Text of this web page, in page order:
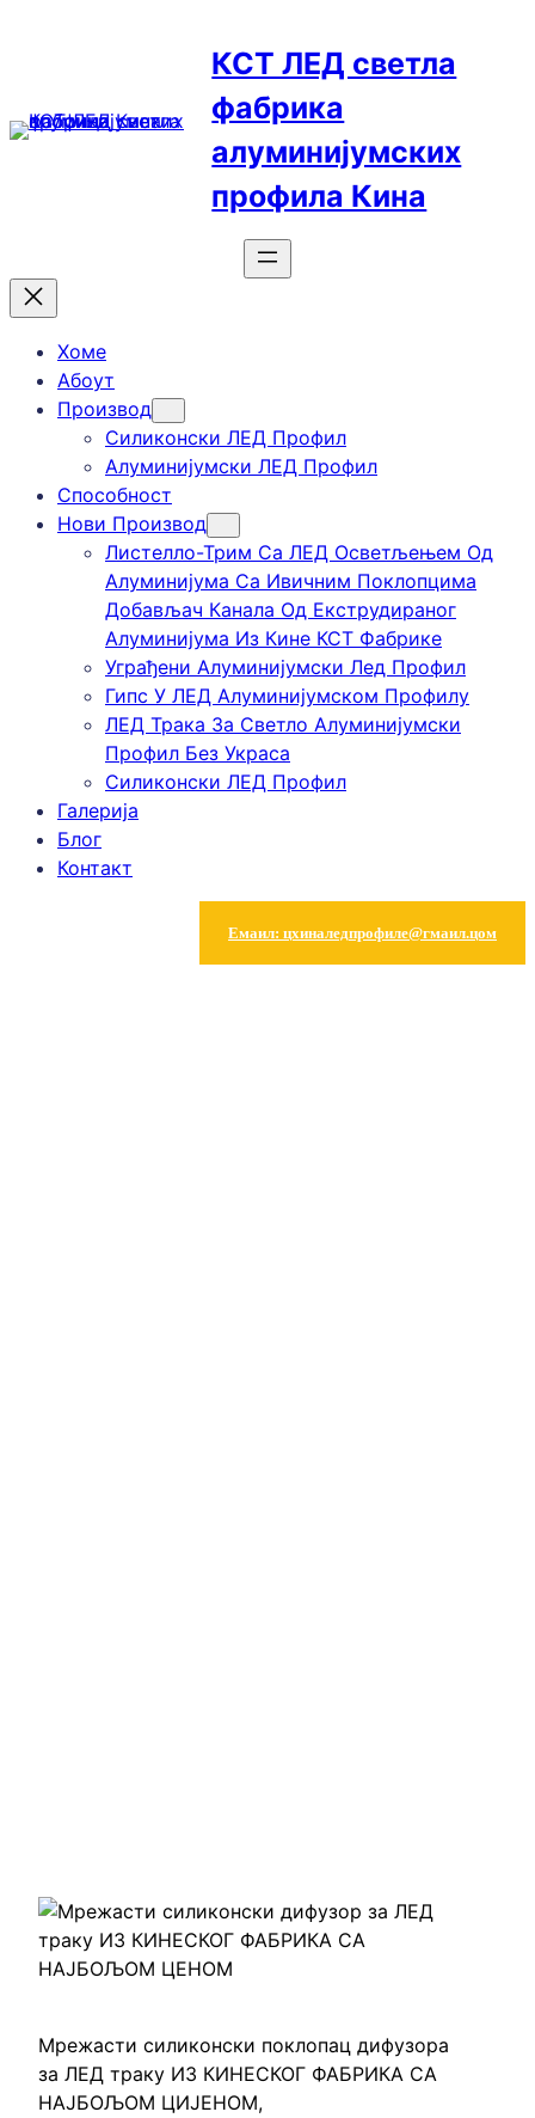
КСТ ЛЕД светла
фабрика
алуминијумских
профила Кина
Хоме
Абоут
Производ
Силиконски ЛЕД Профил
Алуминијумски ЛЕД Профил
Способност
Нови Производ
Листелло-Трим Са ЛЕД Осветљењем Од
Алуминијума Са Ивичним Поклопцима
Добављач Канала Од Екструдираног
Алуминијума Из Кине КСТ Фабрике
Уграђени Алуминијумски Лед Профил
Гипс У ЛЕД Алуминијумском Профилу
ЛЕД Трака За Светло Алуминијумски
Профил Без Украса
Силиконски ЛЕД Профил
Галерија
Блог
Контакт
Емаил: цхиналедпрофиле@гмаил.цом
Мрежасти силиконски поклопац дифузора
за ЛЕД траку ИЗ КИНЕСКОГ ФАБРИКА СА
НАЈБОЉОМ ЦИЈЕНОМ,